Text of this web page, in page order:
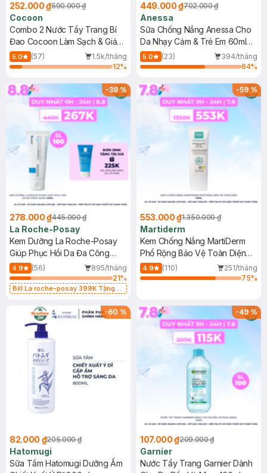
252.000 ₫590.000 ₫
Cocoon
Combo 2 Nước Tẩy Trang Bí
Đao Cocoon Làm Sạch & Giảm
Dầu 500ml
5.0 (57)
1.5k/tháng
12%
449.000 ₫702.000 ₫
Anessa
Sữa Chống Nắng Anessa Cho
Da Nhạy Cảm & Trẻ Em 60ml
(Mới)
5.0 (23)
394/tháng
64%
-38%
278.000 ₫445.000 ₫
La Roche-Posay
Kem Dưỡng La Roche-Posay
Giúp Phục Hồi Da Đa Công
Dụng 40ml
4.9 (56)
895/tháng
21%
Bill La roche-posay 399K Tặng
(SL có hạn)
-59%
553.000 ₫1.350.000 ₫
Martiderm
Kem Chống Nắng MartiDerm
Phổ Rộng Bảo Vệ Toàn Diện
40ml
4.9 (110)
251/tháng
75%
-60 %
82.000 ₫205.000 ₫
Hatomugi
Sữa Tắm Hatomugi Dưỡng Ẩm
-49%
107.000 ₫209.000 ₫
Garnier
Nước Tẩy Trang Garnier Dành